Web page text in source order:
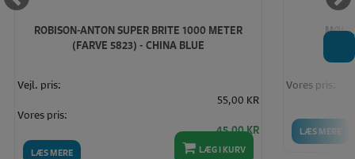
ROBISON-ANTON SUPER BRITE 1000 METER
(FARVE 5823) - CHINA BLUE
LÆS MERE
Vejl. pris:
55,00 KR
Vores pris:
45,00 KR
LÆG I KURV
LÆS MERE
Vores pris: